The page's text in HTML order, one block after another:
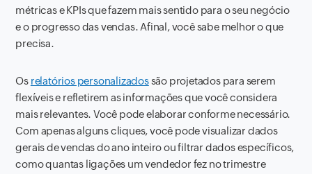
métricas e KPIs que fazem mais sentido para o seu negócio
e o progresso das vendas. Afinal, você sabe melhor o que
precisa.
Os relatórios personalizadossão projetados para serem
flexíveis e refletirem as informações que você considera
mais relevantes. Você pode elaborar conforme necessário.
Com apenas alguns cliques, você pode visualizar dados
gerais de vendas do ano inteiro ou filtrar dados específicos,
como quantas ligações um vendedor fez no trimestre